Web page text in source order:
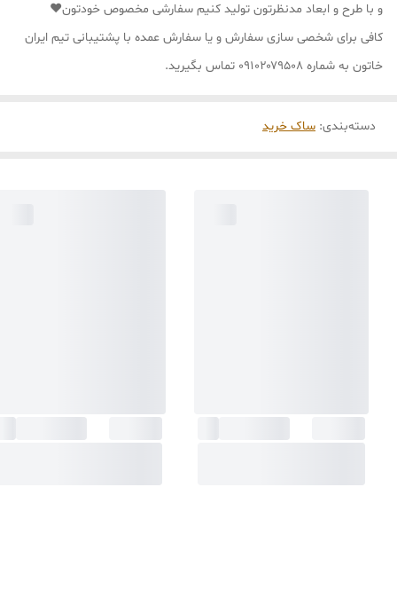
و با طرح و ابعاد مدنظرتون تولید کنیم سفارشی مخصوص خودتون❤
کافی برای شخصی سازی سفارش و یا سفارش عمده با پشتیبانی تیم ایران
خاتون به شماره ۰۹۱۰۲۰۷۹۵۰۸ تماس بگیرید.
دسته‌بندی: ساک خرید